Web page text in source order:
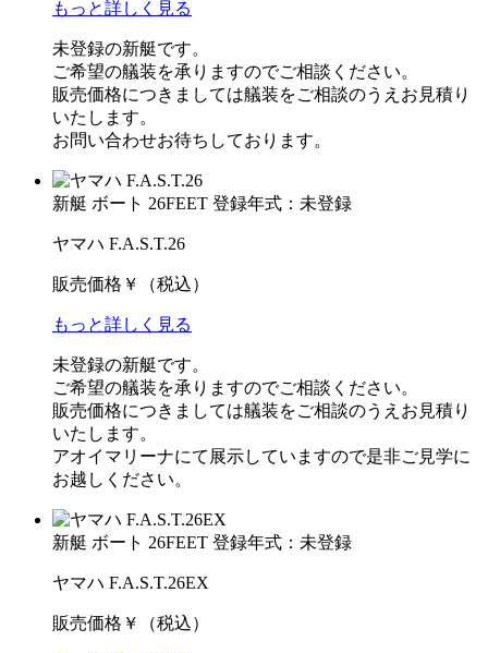
もっと詳しく見る
未登録の新艇です。
ご希望の艤装を承りますのでご相談ください。
販売価格につきましては艤装をご相談のうえお見積り
いたします。
お問い合わせお待ちしております。
新艇 ボート 26FEET 登録年式：未登録
ヤマハ F.A.S.T.26
販売価格 ￥ （税込）
もっと詳しく見る
未登録の新艇です。
ご希望の艤装を承りますのでご相談ください。
販売価格につきましては艤装をご相談のうえお見積り
いたします。
アオイマリーナにて展示していますので是非ご見学に
お越しください。
新艇 ボート 26FEET 登録年式：未登録
ヤマハ F.A.S.T.26EX
販売価格 ￥ （税込）